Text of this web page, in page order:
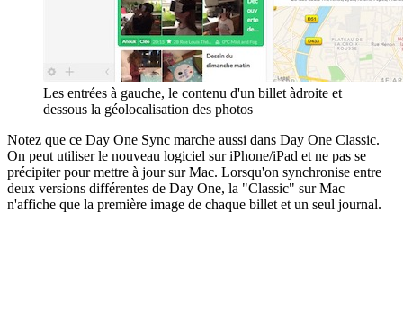
Les entrées à gauche, le contenu d'un billet àdroite et
dessous la géolocalisation des photos
Notez que ce Day One Sync marche aussi dans Day One Classic.
On peut utiliser le nouveau logiciel sur iPhone/iPad et ne pas se
précipiter pour mettre à jour sur Mac. Lorsqu'on synchronise entre
deux versions différentes de Day One, la "Classic" sur Mac
n'affiche que la première image de chaque billet et un seul journal.